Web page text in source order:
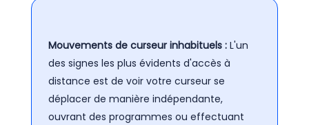
Mouvements de curseur inhabituels : L'un
des signes les plus évidents d'accès à
distance est de voir votre curseur se
déplacer de manière indépendante,
ouvrant des programmes ou effectuant